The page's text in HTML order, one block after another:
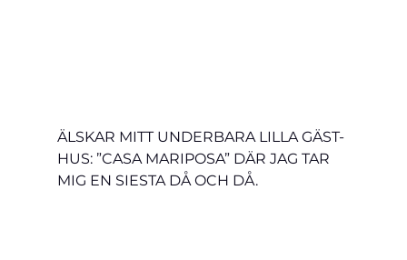
ÄLSKAR MITT UNDERBARA LILLA GÄST-
HUS: ”CASA MARIPOSA” DÄR JAG TAR
MIG EN SIESTA DÅ OCH DÅ.